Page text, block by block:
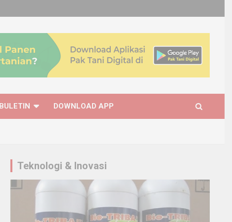
BULETIN DOWNLOAD APP
Teknologi & Inovasi